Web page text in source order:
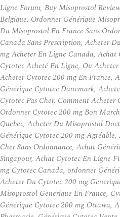
Ligne Forum, Buy Misoprostol
Belgique, Ordonner Générique
Du Misoprostol En France Sans
Canada Sans Prescription, Acheter
mg Acheter En Ligne Canada,
Cytotec Acheté En Ligne, Ou
Acheter Cytotec 200 mg En France,
Générique Cytotec Danemark,
Cytotec Pas Cher, Comment
Ordonner Cytotec 200 mg Bon
Quebec, Acheter Du Misoprostol
Générique Cytotec 200 mg
Cher Sans Ordonnance, Achat
Singapour, Achat Cytotec En Ligne
mg Cytotec Canada, ordonner
Acheter Du Cytotec 200 mg
Misoprostol Generique En France,
Générique Cytotec 200 mg Ottawa,